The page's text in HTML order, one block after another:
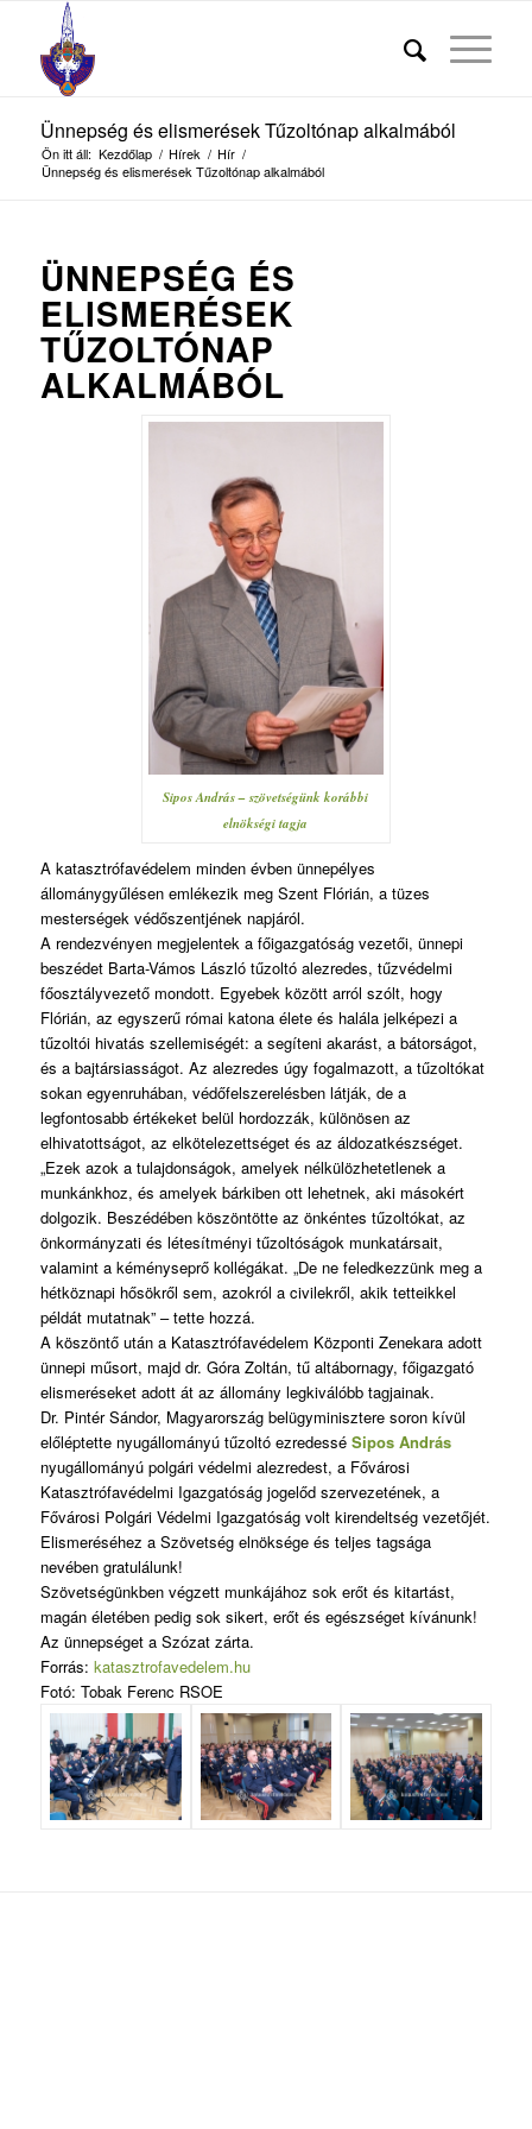
Ünnepség és elismerések Tűzoltónap alkalmából
Ön itt áll: Kezdőlap / Hírek / Hír /
Ünnepség és elismerések Tűzoltónap alkalmából
ÜNNEPSÉG ÉS
ELISMERÉSEK
TŰZOLTÓNAP
ALKALMÁBÓL
Sipos András – szövetségünk korábbi
elnökségi tagja
A katasztrófavédelem minden évben ünnepélyes
állománygyűlésen emlékezik meg Szent Flórián, a tüzes
mesterségek védőszentjének napjáról.
A rendezvényen megjelentek a főigazgatóság vezetői, ünnepi
beszédet Barta-Vámos László tűzoltó alezredes, tűzvédelmi
főosztályvezető mondott. Egyebek között arról szólt, hogy
Flórián, az egyszerű római katona élete és halála jelképezi a
tűzoltói hivatás szellemiségét: a segíteni akarást, a bátorságot,
és a bajtársiasságot. Az alezredes úgy fogalmazott, a tűzoltókat
sokan egyenruhában, védőfelszerelésben látják, de a
legfontosabb értékeket belül hordozzák, különösen az
elhivatottságot, az elkötelezettséget és az áldozatkészséget.
„Ezek azok a tulajdonságok, amelyek nélkülözhetetlenek a
munkánkhoz, és amelyek bárkiben ott lehetnek, aki másokért
dolgozik. Beszédében köszöntötte az önkéntes tűzoltókat, az
önkormányzati és létesítményi tűzoltóságok munkatársait,
valamint a kéményseprő kollégákat. „De ne feledkezzünk meg a
hétköznapi hősökről sem, azokról a civilekről, akik tetteikkel
példát mutatnak” – tette hozzá.
A köszöntő után a Katasztrófavédelem Központi Zenekara adott
ünnepi műsort, majd dr. Góra Zoltán, tű altábornagy, főigazgató
elismeréseket adott át az állomány legkiválóbb tagjainak.
Dr. Pintér Sándor, Magyarország belügyminisztere soron kívül
előléptette nyugállományú tűzoltó ezredessé Sipos András
nyugállományú polgári védelmi alezredest, a Fővárosi
Katasztrófavédelmi Igazgatóság jogelőd szervezetének, a
Fővárosi Polgári Védelmi Igazgatóság volt kirendeltség vezetőjét.
Elismeréséhez a Szövetség elnöksége és teljes tagsága
nevében gratulálunk!
Szövetségünkben végzett munkájához sok erőt és kitartást,
magán életében pedig sok sikert, erőt és egészséget kívánunk!
Az ünnepséget a Szózat zárta.
Forrás: katasztrofavedelem.hu
Fotó: Tobak Ferenc RSOE